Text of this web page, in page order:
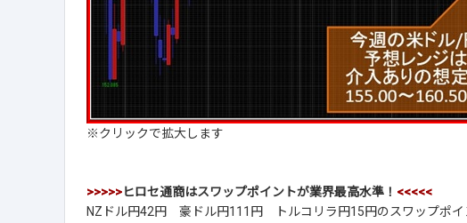
※クリックで拡大します
>>>>>ヒロセ通商はスワップポイントが業界最高水準！ <<<<<
NZドル円42円 豪ドル円111円 トルコリラ円15円のスワップポイ